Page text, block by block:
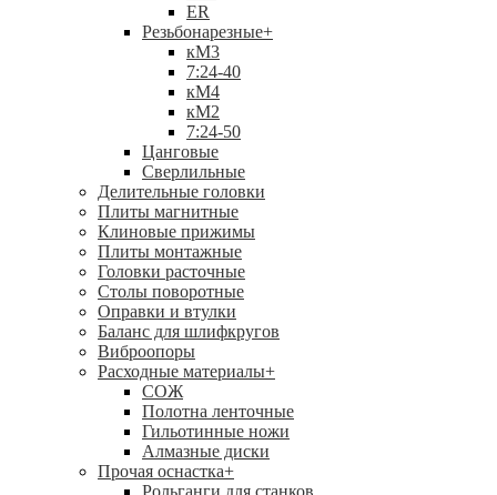
ER
Резьбонарезные+
кМ3
7:24-40
кМ4
кМ2
7:24-50
Цанговые
Сверлильные
Делительные головки
Плиты магнитные
Клиновые прижимы
Плиты монтажные
Головки расточные
Столы поворотные
Оправки и втулки
Баланс для шлифкругов
Виброопоры
Расходные материалы+
СОЖ
Полотна ленточные
Гильотинные ножи
Алмазные диски
Прочая оснастка+
Рольганги для станков